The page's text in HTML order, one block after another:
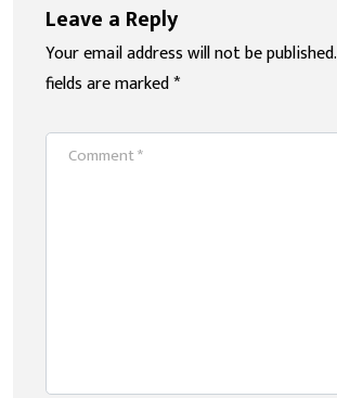
Leave a Reply
Your email address will not be published.
fields are marked*